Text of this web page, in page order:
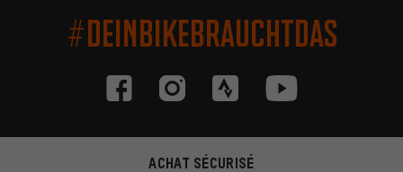
#DEINBIKEBRAUCHTDAS
ACHAT SÉCURISÉ